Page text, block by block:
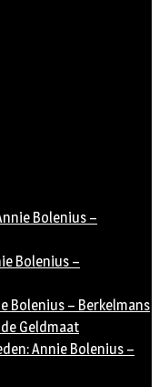
Bolenius –
Bolenius –
Bolenius – Berkelmans
Geldmaat
Annie Bolenius –